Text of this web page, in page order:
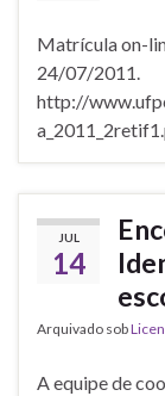
Matrícula on-
24/07/2011.
http://
JUL
14
Arquivado sob
A equipe de